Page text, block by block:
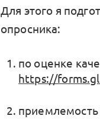
Для этого я
опросника:
по оценке
https://
приемлемость